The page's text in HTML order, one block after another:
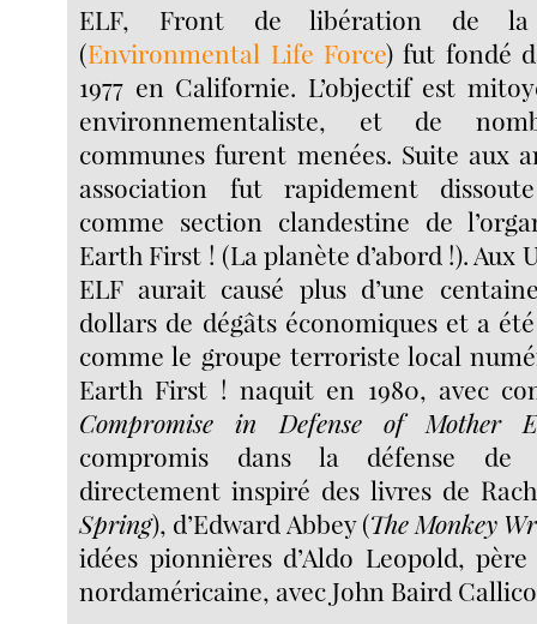
ELF, Front de libération de
(Environmental Life Force) fut fondé
1977 en Californie. L’objectif est
environnementaliste, et de
communes furent menées. Suite aux
association fut rapidement
comme section clandestine de
Earth First ! (La planète d’abord !). Aux
ELF aurait causé plus d’une
dollars de dégâts économiques et a
comme le groupe terroriste local
Earth First ! naquit en 1980, avec
Compromise in Defense of Mother
compromis dans la défense de
directement inspiré des livres de
Spring), d’Edward Abbey (The Monkey
idées pionnières d’Aldo Leopold,
nordaméricaine, avec John Baird